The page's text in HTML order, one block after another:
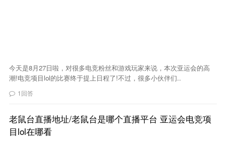
今天是8月27日啦，对很多电竞粉丝和游戏玩家来说，本次亚运会的高
潮!电竞项目lol的比赛终于提上日程了!不过，很多小伙伴们..
1回答
老鼠台直播地址/老鼠台是哪个直播平台 亚运会电竞项
目lol在哪看